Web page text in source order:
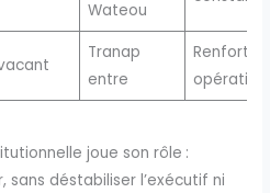
Wateou
Tranap
entre
Renfort
joue son rôle :
déstabiliser l’exécutif ni